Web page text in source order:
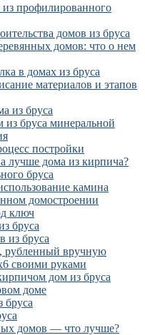
из профилированного
домов из бруса
домов: что о нем
в домах из бруса
материалов и этапов
из бруса
из бруса минеральной
постройки
лучше дома из кирпича?
бруса
камина
домостроении
ключ
бруса
из бруса
рубленный вручную
своими руками
дом из бруса
доме
бруса
домов — что лучше?